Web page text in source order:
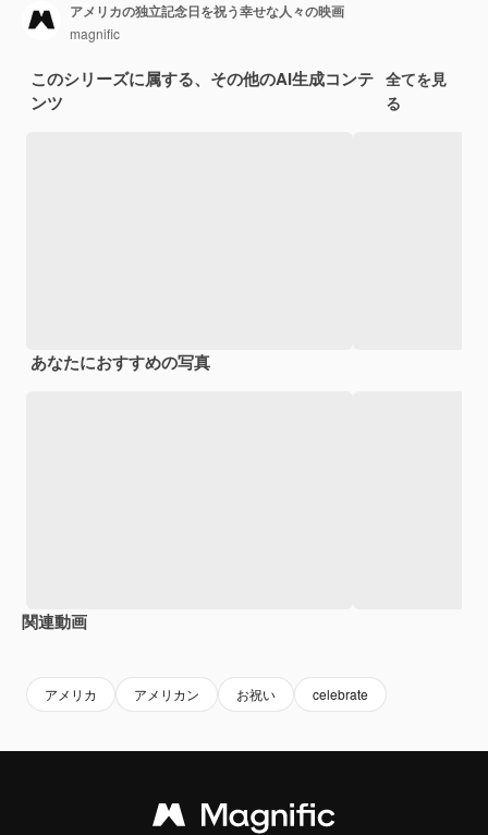
アメリカの独立記念日を祝う幸せな人々の映画
magnific
このシリーズに属する、その他のAI生成コンテ
ンツ
全てを見
る
あなたにおすすめの写真
関連動画
アメリカ アメリカン お祝い celebrate